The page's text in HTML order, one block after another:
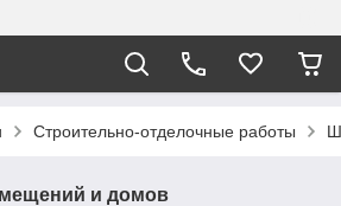
Строительно-отделочные работы
и домов